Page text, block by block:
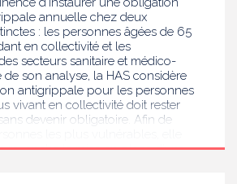
annuelle chez deux
: les personnes âgées de 65
en collectivité et les
secteurs sanitaire et médico-
de son analyse, la HAS considère
antigrippale pour les personnes
vivant en collectivité doit rester
devenir obligatoire. Afin de
revanche la mise en place d’une